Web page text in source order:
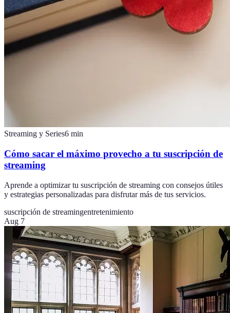
Streaming y Series6 min
Cómo sacar el máximo provecho a tu suscripción de
streaming
Aprende a optimizar tu suscripción de streaming con consejos útiles
y estrategias personalizadas para disfrutar más de tus servicios.
suscripción de streamingentretenimiento
Aug 7